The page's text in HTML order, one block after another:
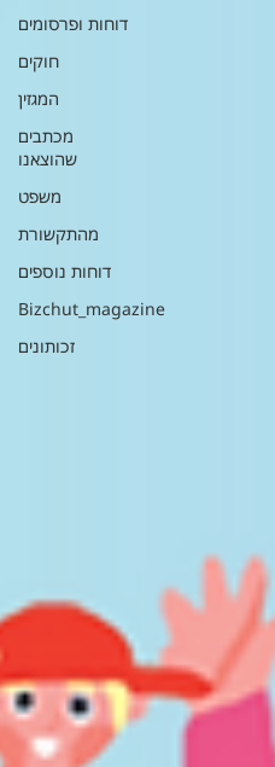
דוחות ופרסומים
חוקים
המגזין
מכתבים
שהוצאנו
משפט
מהתקשורת
דוחות נוספים
Bizchut_magazine
זכותונים